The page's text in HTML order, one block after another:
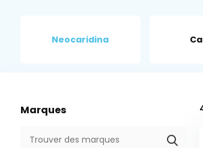
Neocaridina
Marques